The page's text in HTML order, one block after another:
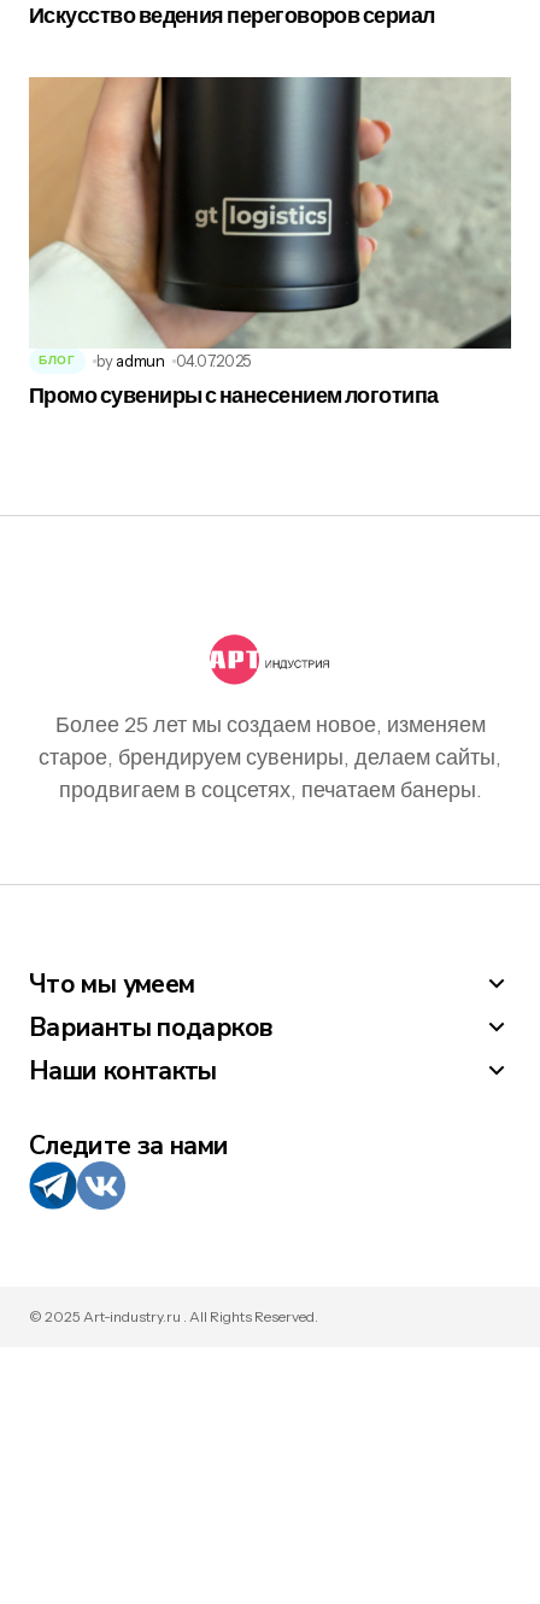
Искусство ведения переговоров сериал
БЛОГ by admun 04.07.2025
Промо сувениры с нанесением логотипа
Более 25 лет мы создаем новое, изменяем
старое, брендируем сувениры, делаем сайты,
продвигаем в соцсетях, печатаем банеры.
Что мы умеем
Варианты подарков
Наши контакты
Следите за нами
© 2025 Art-industry.ru . All Rights Reserved.